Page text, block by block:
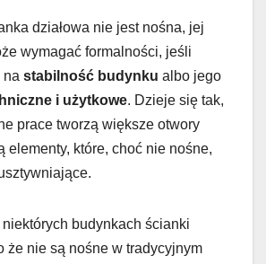
działowa nie jest nośna, jej
wymagać formalności, jeśli
na stabilność budynku albo jego
i użytkowe. Dzieje się tak,
prace tworzą większe otwory
elementy, które, choć nie nośne,
niektórych budynkach ścianki
że nie są nośne w tradycyjnym